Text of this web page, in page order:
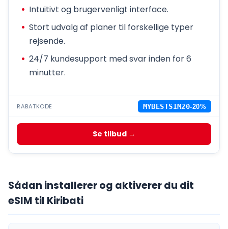
Intuitivt og brugervenligt interface.
Stort udvalg af planer til forskellige typer
rejsende.
24/7 kundesupport med svar inden for 6
minutter.
RABATKODE MYBESTSIM20-20%
Se tilbud →
Sådan installerer og aktiverer du dit
eSIM til Kiribati